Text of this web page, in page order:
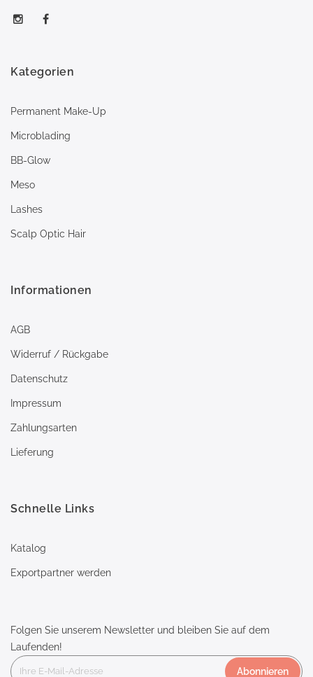
Kategorien
Permanent Make-Up
Microblading
BB-Glow
Meso
Lashes
Scalp Optic Hair
Informationen
AGB
Widerruf / Rückgabe
Datenschutz
Impressum
Zahlungsarten
Lieferung
Schnelle Links
Katalog
Exportpartner werden
Folgen Sie unserem Newsletter und bleiben Sie auf dem
Laufenden!
Abonnieren